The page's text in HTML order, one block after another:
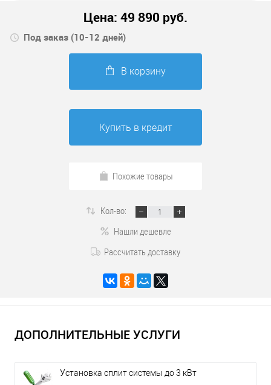
Цена: 49 890 руб.
Под заказ (10-12 дней)
В корзину
Купить в кредит
Похожие товары
Кол-во:
Нашли дешевле
Рассчитать доставку
ДОПОЛНИТЕЛЬНЫЕ УСЛУГИ
Установка сплит системы до 3 кВт